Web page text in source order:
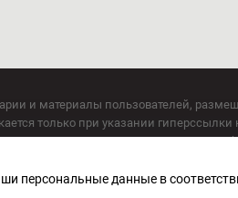
и материалы пользователей,
только при указании гиперссылки
только при указании на ресурс:
в сфере связи, информационных
персональные данные в